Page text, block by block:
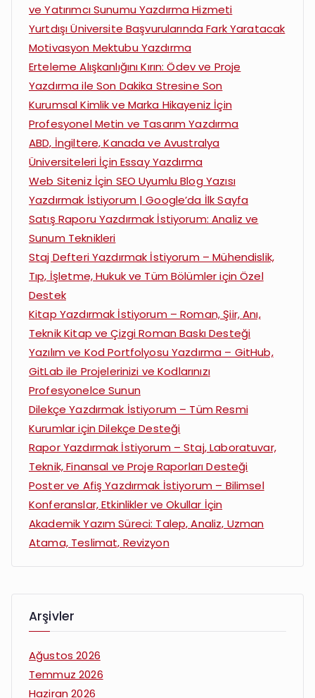
ve Yatırımcı Sunumu Yazdırma Hizmeti
Yurtdışı Üniversite Başvurularında Fark Yaratacak
Motivasyon Mektubu Yazdırma
Erteleme Alışkanlığını Kırın: Ödev ve Proje
Yazdırma ile Son Dakika Stresine Son
Kurumsal Kimlik ve Marka Hikayeniz İçin
Profesyonel Metin ve Tasarım Yazdırma
ABD, İngiltere, Kanada ve Avustralya
Üniversiteleri İçin Essay Yazdırma
Web Siteniz İçin SEO Uyumlu Blog Yazısı
Yazdırmak İstiyorum | Google’da İlk Sayfa
Satış Raporu Yazdırmak İstiyorum: Analiz ve
Sunum Teknikleri
Staj Defteri Yazdırmak İstiyorum – Mühendislik,
Tıp, İşletme, Hukuk ve Tüm Bölümler için Özel
Destek
Kitap Yazdırmak İstiyorum – Roman, Şiir, Anı,
Teknik Kitap ve Çizgi Roman Baskı Desteği
Yazılım ve Kod Portfolyosu Yazdırma – GitHub,
GitLab ile Projelerinizi ve Kodlarınızı
Profesyonelce Sunun
Dilekçe Yazdırmak İstiyorum – Tüm Resmi
Kurumlar için Dilekçe Desteği
Rapor Yazdırmak İstiyorum – Staj, Laboratuvar,
Teknik, Finansal ve Proje Raporları Desteği
Poster ve Afiş Yazdırmak İstiyorum – Bilimsel
Konferanslar, Etkinlikler ve Okullar İçin
Akademik Yazım Süreci: Talep, Analiz, Uzman
Atama, Teslimat, Revizyon
Arşivler
Ağustos 2026
Temmuz 2026
Haziran 2026